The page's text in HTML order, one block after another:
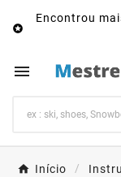

Encontrou

Início